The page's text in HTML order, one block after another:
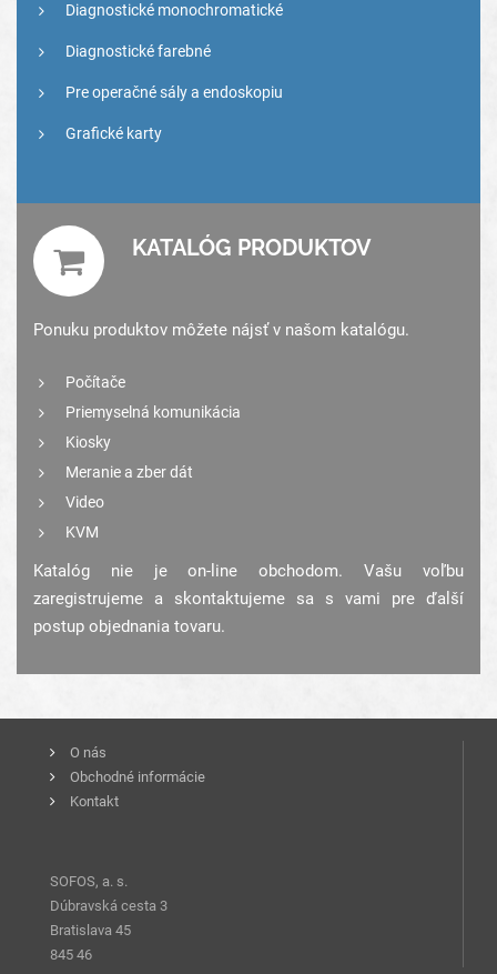
Diagnostické monochromatické
Diagnostické farebné
Pre operačné sály a endoskopiu
Grafické karty
KATALÓG PRODUKTOV
Ponuku produktov môžete nájsť v našom katalógu.
Počítače
Priemyselná komunikácia
Kiosky
Meranie a zber dát
Video
KVM
Katalóg nie je on-line obchodom. Vašu voľbu
zaregistrujeme a skontaktujeme sa s vami pre ďalší
postup objednania tovaru.
O nás
Obchodné informácie
Kontakt
SOFOS, a. s.
Dúbravská cesta 3
Bratislava 45
845 46